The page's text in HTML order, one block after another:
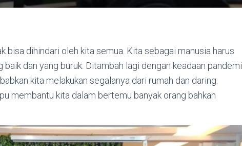
bisa dihindari oleh kita semua. Kita sebagai manusia harus
dan yang buruk. Ditambah lagi dengan keadaan pandemi
kita melakukan segalanya dari rumah dan daring.
membantu kita dalam bertemu banyak orang bahkan